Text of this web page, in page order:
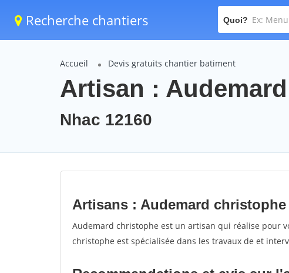
Recherche chantiers Quoi?
Accueil Devis gratuits chantier batiment
Artisan :
Nhac 12160
Artisans : Audemard christophe
Audemard christophe est un artisan qui réalise pour
christophe est spécialisée dans les travaux de et